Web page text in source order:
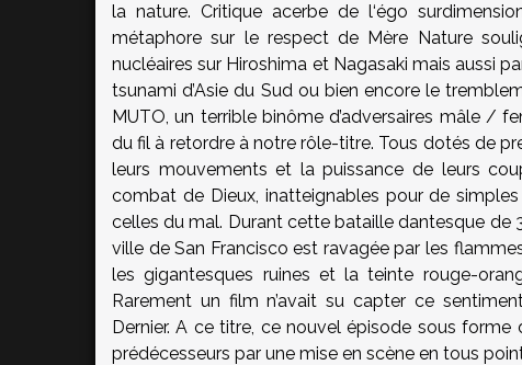
la nature. Critique acerbe de l‘égo
métaphore sur le respect de Mère Nature
nucléaires sur Hiroshima et Nagasaki mais aussi
tsunami d’Asie du Sud ou bien encore le
MUTO, un terrible binôme d’adversaires mâle /
du fil à retordre à notre rôle-titre. Tous dotés de
leurs mouvements et la puissance de leurs
combat de Dieux, inatteignables pour de
celles du mal. Durant cette bataille dantesque
ville de San Francisco est ravagée par les
les gigantesques ruines et la teinte rouge-
Rarement un film n’avait su capter ce
Dernier. A ce titre, ce nouvel épisode sous
prédécesseurs par une mise en scène en tous